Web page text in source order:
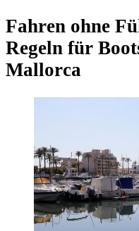
Fahren ohne
Regeln für
Mallorca